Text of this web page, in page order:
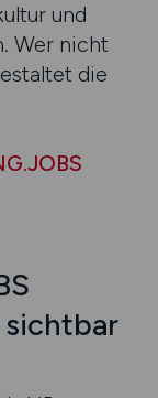
und
Wer nicht
die